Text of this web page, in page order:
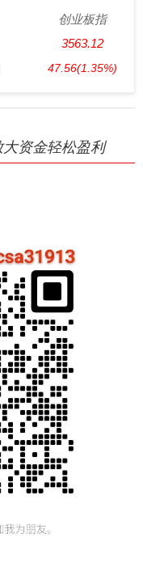
创业板指
3563.12
47.56(1.35%)
资金轻松盈利